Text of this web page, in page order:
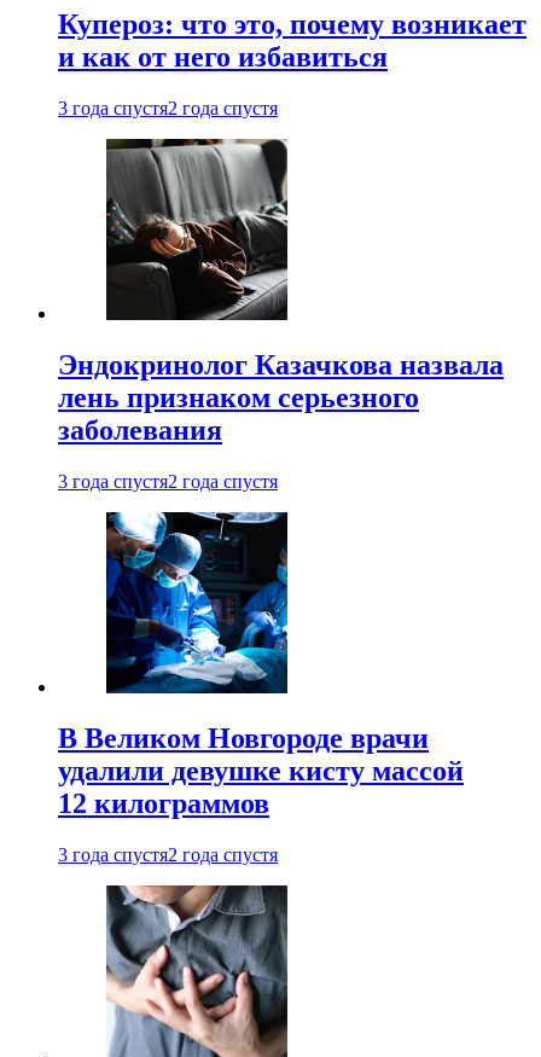
Купероз: что это, почему возникает
и как от него избавиться
3 года спустя2 года спустя
Эндокринолог Казачкова назвала
лень признаком серьезного
заболевания
3 года спустя2 года спустя
В Великом Новгороде врачи
удалили девушке кисту массой
12 килограммов
3 года спустя2 года спустя